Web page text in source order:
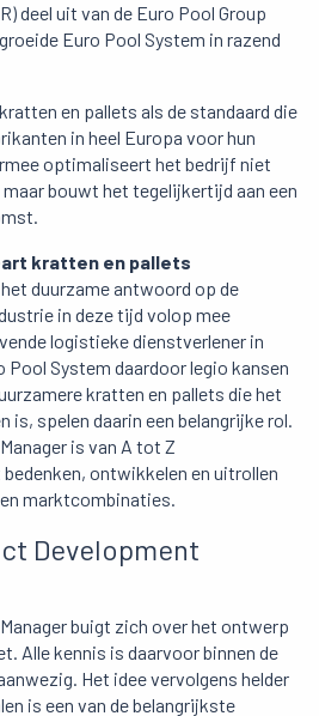
deel uit van de Euro Pool Group
Euro Pool System in razend
en pallets als de standaard die
in heel Europa voor hun
optimaliseert het bedrijf niet
bouwt het tegelijkertijd aan een
kratten en pallets
duurzame antwoord op de
in deze tijd volop mee
logistieke dienstverlener in
Pool System daardoor legio kansen
kratten en pallets die het
is, spelen daarin een belangrijke rol.
is van A tot Z
ontwikkelen en uitrollen
marktcombinaties.
Development
buigt zich over het ontwerp
Alle kennis is daarvoor binnen de
Het idee vervolgens helder
is een van de belangrijkste